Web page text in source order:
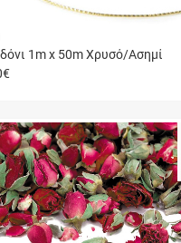
1m x 50m Χρυσό/Ασημί
€